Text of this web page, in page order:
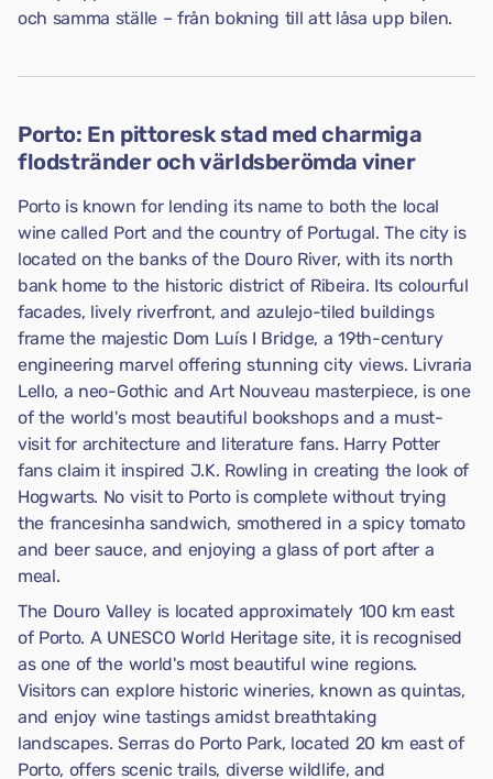
och samma ställe – från bokning till att låsa upp bilen.
Porto: En pittoresk stad med charmiga
flodstränder och världsberömda viner
Porto is known for lending its name to both the local
wine called Port and the country of Portugal. The city is
located on the banks of the Douro River, with its north
bank home to the historic district of Ribeira. Its colourful
facades, lively riverfront, and azulejo-tiled buildings
frame the majestic Dom Luís I Bridge, a 19th-century
engineering marvel offering stunning city views. Livraria
Lello, a neo-Gothic and Art Nouveau masterpiece, is one
of the world's most beautiful bookshops and a must-
visit for architecture and literature fans. Harry Potter
fans claim it inspired J.K. Rowling in creating the look of
Hogwarts. No visit to Porto is complete without trying
the francesinha sandwich, smothered in a spicy tomato
and beer sauce, and enjoying a glass of port after a
meal.
The Douro Valley is located approximately 100 km east
of Porto. A UNESCO World Heritage site, it is recognised
as one of the world's most beautiful wine regions.
Visitors can explore historic wineries, known as quintas,
and enjoy wine tastings amidst breathtaking
landscapes. Serras do Porto Park, located 20 km east of
Porto, offers scenic trails, diverse wildlife, and